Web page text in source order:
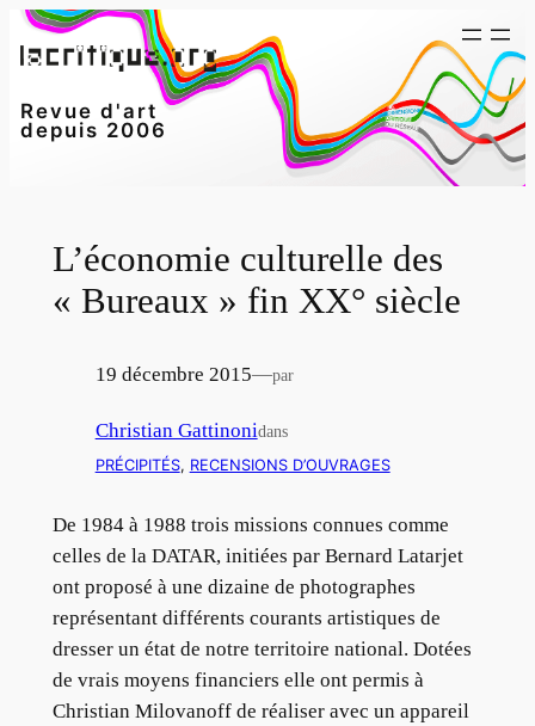
Aller
au
Revue d'art
depuis 2006
L’économie culturelle des
« Bureaux » fin XX° siècle
19 décembre 2015—par
Christian Gattinonidans
PRÉCIPITÉS, RECENSIONS D’OUVRAGES
De 1984 à 1988 trois missions connues comme
celles de la DATAR, initiées par Bernard Latarjet
ont proposé à une dizaine de photographes
représentant différents courants artistiques de
dresser un état de notre territoire national. Dotées
de vrais moyens financiers elle ont permis à
Christian Milovanoff de réaliser avec un appareil